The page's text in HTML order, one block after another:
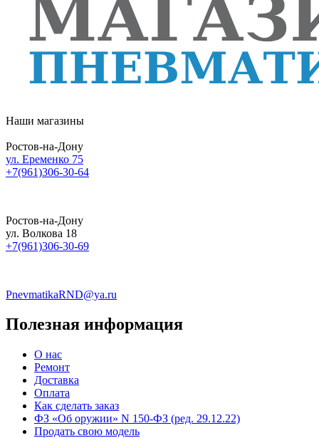
Наши магазины
Ростов-на-Дону
ул. Еременко 75
+7(961)306-30-64
Ростов-на-Дону
ул. Волкова 18
+7(961)306-30-69
PnevmatikaRND@ya.ru
Полезная информация
О нас
Ремонт
Доставка
Оплата
Как сделать заказ
ФЗ «Об оружии» N 150-ФЗ (ред. 29.12.22)
Продать свою модель